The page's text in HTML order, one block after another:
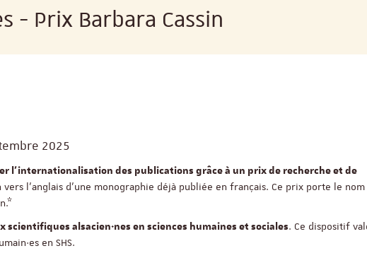
- Prix Barbara Cassin
2025
l'internationalisation des publications grâce à un prix de recherche et de
l’anglais d’une monographie déjà publiée en français. Ce prix porte le
scientifiques alsacien·nes en sciences humaines et sociales. Ce dispositif
en SHS.